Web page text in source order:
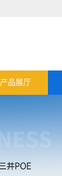
产品展厅